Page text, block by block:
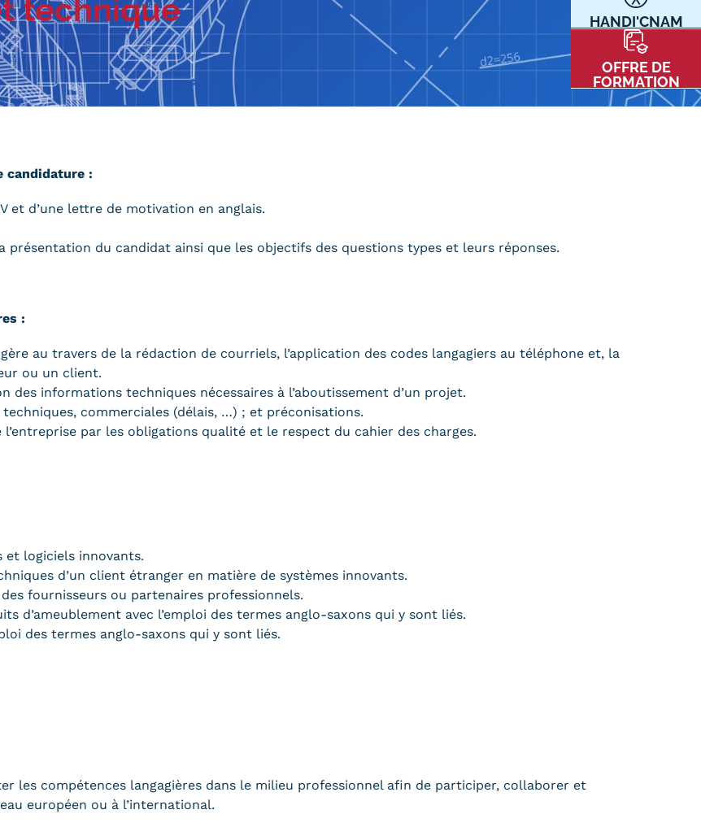
HANDI'CNAM
OFFRE DE
FORMATION
à distance
Acquis de
études
et personnels
Qualiopi
Le Cnam ICSV
Mobilité internationale et
Erasmus
Règlement intérieur
Communication
Kits communications Cnam
Prospect
Fiche contact salons, forums,
technique
candidature :
et d’une lettre de motivation en anglais.
présentation du candidat ainsi que les objectifs des questions types et leurs réponses.
:
au travers de la rédaction de courriels, l’application des codes langagiers au téléphone et, la
ou un client.
informations techniques nécessaires à l’aboutissement d’un projet.
commerciales (délais, …) ; et préconisations.
par les obligations qualité et le respect du cahier des charges.
et logiciels innovants.
d’un client étranger en matière de systèmes innovants.
fournisseurs ou partenaires professionnels.
d’ameublement avec l’emploi des termes anglo-saxons qui y sont liés.
des termes anglo-saxons qui y sont liés.
les compétences langagières dans le milieu professionnel afin de participer, collaborer et
européen ou à l’international.